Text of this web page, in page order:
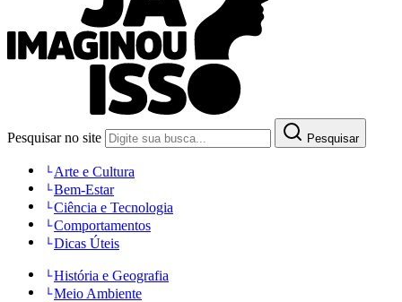
Pesquisar no site Pesquisar
Arte e Cultura
Bem-Estar
Ciência e Tecnologia
Comportamentos
Dicas Úteis
História e Geografia
Meio Ambiente